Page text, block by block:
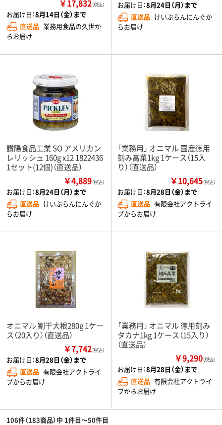
￥17,832（税込）
お届け日：8月14日（金）まで
直送品 業務用食品の久世か
らお届け
お届け日：8月24日（月）まで
直送品 けいぷらんにんぐか
らお届け
讃陽食品工業 SO アメリカン
レリッシュ 160g x12 1822436
1セット(12個)（直送品）
￥4,889（税込）
お届け日：8月24日（月）まで
直送品 けいぷらんにんぐか
らお届け
「業務用」 オニマル 国産徳用
刻み高菜1kg 1ケース（15入
り）（直送品）
￥10,645（税込）
お届け日：8月28日（金）まで
直送品 有限会社アクトライ
ブからお届け
オニマル 割干大根280g 1ケー
ス（20入り）（直送品）
￥7,742（税込）
お届け日：8月28日（金）まで
直送品 有限会社アクトライ
ブからお届け
「業務用」 オニマル 徳用刻み
タカナ1kg 1ケース（15入り）
（直送品）
￥9,290（税込）
お届け日：8月28日（金）まで
直送品 有限会社アクトライ
ブからお届け
106件（183商品）中 1件目～50件目